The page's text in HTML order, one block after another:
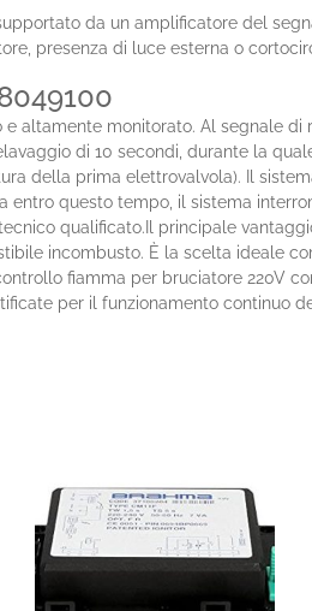
da un amplificatore del
presenza di luce esterna o
altamente monitorato. Al segnale di
di 10 secondi, durante la
della prima elettrovalvola). Il
questo tempo, il sistema
qualificato.Il principale
incombusto. È la scelta ideale
fiamma per bruciatore 220V
per il funzionamento continuo